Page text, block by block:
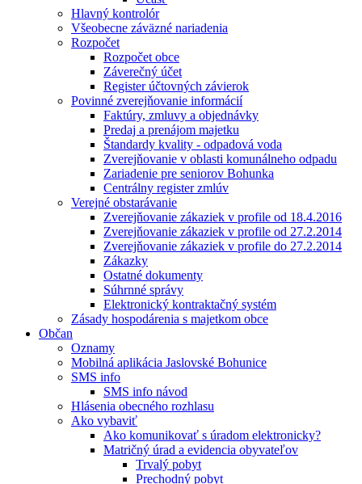
Hlavný kontrolór
Všeobecne záväzné nariadenia
Rozpočet
Rozpočet obce
Záverečný účet
Register účtovných závierok
Povinné zverejňovanie informácií
Faktúry, zmluvy a objednávky
Predaj a prenájom majetku
Štandardy kvality - odpadová voda
Zverejňovanie v oblasti komunálneho odpadu
Zariadenie pre seniorov Bohunka
Centrálny register zmlúv
Verejné obstarávanie
Zverejňovanie zákaziek v profile od 18.4.2016
Zverejňovanie zákaziek v profile od 27.2.2014
Zverejňovanie zákaziek v profile do 27.2.2014
Zákazky
Ostatné dokumenty
Súhrnné správy
Elektronický kontraktačný systém
Zásady hospodárenia s majetkom obce
Občan
Oznamy
Mobilná aplikácia Jaslovské Bohunice
SMS info
SMS info návod
Hlásenia obecného rozhlasu
Ako vybaviť
Ako komunikovať s úradom elektronicky?
Matričný úrad a evidencia obyvateľov
Trvalý pobyt
Prechodný pobyt